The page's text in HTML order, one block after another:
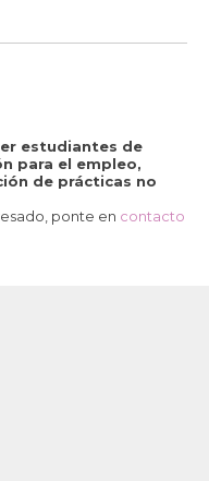
estudiantes de
para el empleo,
de prácticas no
ponte en contacto